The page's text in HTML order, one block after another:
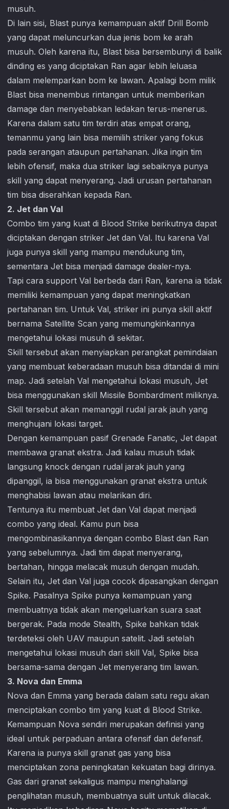
musuh.
Di lain sisi, Blast punya kemampuan aktif Drill Bomb
yang dapat meluncurkan dua jenis bom ke arah
musuh. Oleh karena itu, Blast bisa bersembunyi di balik
dinding es yang diciptakan Ran agar lebih leluasa
dalam melemparkan bom ke lawan. Apalagi bom milik
Blast bisa menembus rintangan untuk memberikan
damage dan menyebabkan ledakan terus-menerus.
Karena dalam satu tim terdiri atas empat orang,
temanmu yang lain bisa memilih striker yang fokus
pada serangan ataupun pertahanan. Jika ingin tim
lebih ofensif, maka dua striker lagi sebaiknya punya
skill yang dapat menyerang. Jadi urusan pertahanan
tim bisa diserahkan kepada Ran.
2. Jet dan Val
Combo tim yang kuat di Blood Strike berikutnya dapat
diciptakan dengan striker Jet dan Val. Itu karena Val
juga punya skill yang mampu mendukung tim,
sementara Jet bisa menjadi damage dealer-nya.
Tapi cara support Val berbeda dari Ran, karena ia tidak
memiliki kemampuan yang dapat meningkatkan
pertahanan tim. Untuk Val, striker ini punya skill aktif
bernama Satellite Scan yang memungkinkannya
mengetahui lokasi musuh di sekitar.
Skill tersebut akan menyiapkan perangkat pemindaian
yang membuat keberadaan musuh bisa ditandai di mini
map. Jadi setelah Val mengetahui lokasi musuh, Jet
bisa menggunakan skill Missile Bombardment miliknya.
Skill tersebut akan memanggil rudal jarak jauh yang
menghujani lokasi target.
Dengan kemampuan pasif Grenade Fanatic, Jet dapat
membawa granat ekstra. Jadi kalau musuh tidak
langsung knock dengan rudal jarak jauh yang
dipanggil, ia bisa menggunakan granat ekstra untuk
menghabisi lawan atau melarikan diri.
Tentunya itu membuat Jet dan Val dapat menjadi
combo yang ideal. Kamu pun bisa
mengombinasikannya dengan combo Blast dan Ran
yang sebelumnya. Jadi tim dapat menyerang,
bertahan, hingga melacak musuh dengan mudah.
Selain itu, Jet dan Val juga cocok dipasangkan dengan
Spike. Pasalnya Spike punya kemampuan yang
membuatnya tidak akan mengeluarkan suara saat
bergerak. Pada mode Stealth, Spike bahkan tidak
terdeteksi oleh UAV maupun satelit. Jadi setelah
mengetahui lokasi musuh dari skill Val, Spike bisa
bersama-sama dengan Jet menyerang tim lawan.
3. Nova dan Emma
Nova dan Emma yang berada dalam satu regu akan
menciptakan combo tim yang kuat di Blood Strike.
Kemampuan Nova sendiri merupakan definisi yang
ideal untuk perpaduan antara ofensif dan defensif.
Karena ia punya skill granat gas yang bisa
menciptakan zona peningkatan kekuatan bagi dirinya.
Gas dari granat sekaligus mampu menghalangi
penglihatan musuh, membuatnya sulit untuk dilacak.